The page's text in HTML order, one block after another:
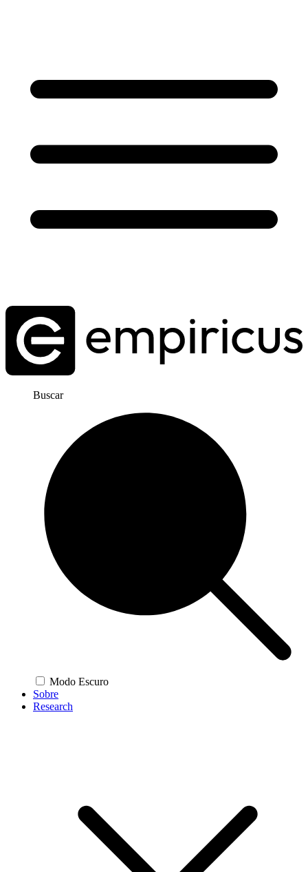
Buscar
Modo Escuro
Sobre
Research